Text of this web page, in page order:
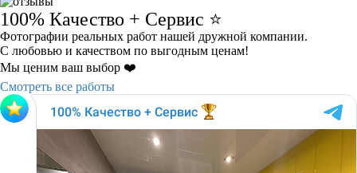
100% Качество + Сервис ⭐️
Фотографии реальных работ нашей дружной компании.
С любовью и качеством по выгодным ценам!
Мы ценим ваш выбор ❤️
Смотреть все работы